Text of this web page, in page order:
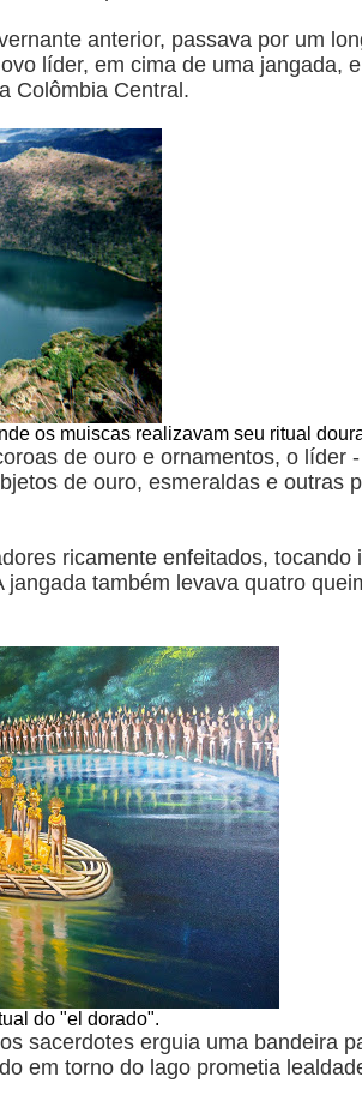
anterior, passava por um
líder, em cima de uma jangada,
Colômbia Central.
os muiscas realizavam seu ritual
de ouro e ornamentos, o líder
de ouro, esmeraldas e outras
ricamente enfeitados, tocando
também levava quatro
do "el dorado".
sacerdotes erguia uma bandeira
em torno do lago prometia